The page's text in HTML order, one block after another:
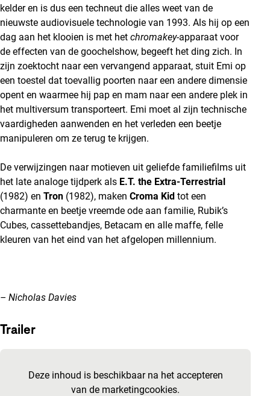
kelder en is dus een techneut die alles weet van de
nieuwste audiovisuele technologie van 1993. Als hij op een
dag aan het klooien is met het chromakey-apparaat voor
de effecten van de goochelshow, begeeft het ding zich. In
zijn zoektocht naar een vervangend apparaat, stuit Emi op
een toestel dat toevallig poorten naar een andere dimensie
opent en waarmee hij pap en mam naar een andere plek in
het multiversum transporteert. Emi moet al zijn technische
vaardigheden aanwenden en het verleden een beetje
manipuleren om ze terug te krijgen.
De verwijzingen naar motieven uit geliefde familiefilms uit
het late analoge tijdperk als E.T. the Extra-Terrestrial
(1982) en Tron (1982), maken Croma Kid tot een
charmante en beetje vreemde ode aan familie, Rubik’s
Cubes, cassettebandjes, Betacam en alle maffe, felle
kleuren van het eind van het afgelopen millennium.
– Nicholas Davies
Trailer
Deze inhoud is beschikbaar na het accepteren
van de marketingcookies.